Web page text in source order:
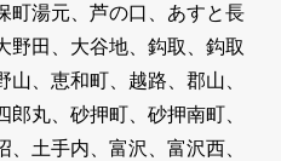
町湯元、芦の口、あすと長
野田、大谷地、鈎取、鈎取
、恵和町、越路、郡山、
丸、砂押町、砂押南町、
土手内、富沢、富沢西、